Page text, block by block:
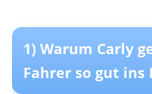
1) Warum Carly
Fahrer so gut ins